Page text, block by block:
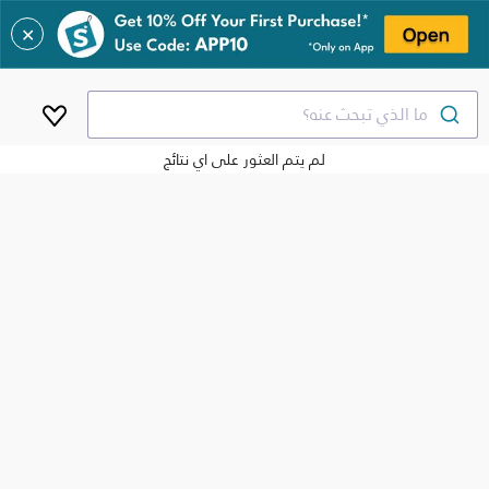
✕
ما الذي تبحث عنه؟
لم يتم العثور على اي نتائج